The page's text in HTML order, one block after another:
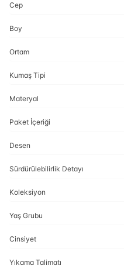
Cep
Boy
Ortam
Kumaş Tipi
Materyal
Paket İçeriği
Desen
Sürdürülebilirlik Detayı
Koleksiyon
Yaş Grubu
Cinsiyet
Yıkama Talimatı